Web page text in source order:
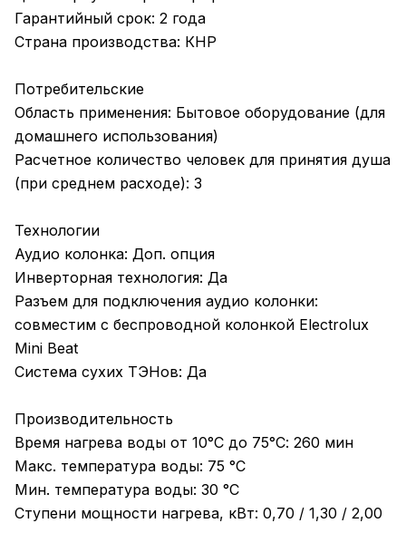
Гарантийный срок: 2 года
Страна производства: КНР
Потребительские
Область применения: Бытовое оборудование (для
домашнего использования)
Расчетное количество человек для принятия душа
(при среднем расходе): 3
Технологии
Аудио колонка: Доп. опция
Инверторная технология: Да
Разъем для подключения аудио колонки:
совместим с беспроводной колонкой Electrolux
Mini Beat
Система сухих ТЭНов: Да
Производительность
Время нагрева воды от 10°С до 75°С: 260 мин
Макс. температура воды: 75 °С
Мин. температура воды: 30 °С
Ступени мощности нагрева, кВт: 0,70 / 1,30 / 2,00